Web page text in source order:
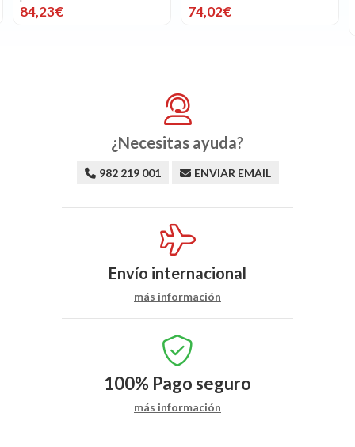
74,02€
(HPGI/50/60/70/85
10,88€
¿Necesitas ayuda?
982 219 001 ENVIAR EMAIL
Envío internacional
más información
100% Pago seguro
más información